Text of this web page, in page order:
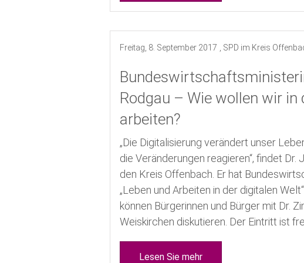
Freitag, 8. September 2017 , SPD im Kreis
Rodgau – Wie wollen wir in
arbeiten?
„Die Digitalisierung verändert unser
die Veränderungen reagieren“, findet
den Kreis Offenbach. Er hat
„Leben und Arbeiten in der digitalen
können Bürgerinnen und Bürger mit Dr.
Weiskirchen diskutieren. Der Eintritt ist
Lesen Sie mehr